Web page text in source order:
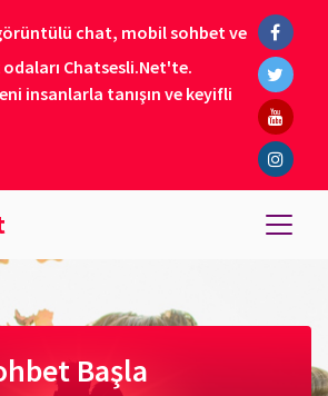
chat, mobil sohbet ve
odaları Chatsesli.Net'te.
insanlarla tanışın ve keyifli
Başla